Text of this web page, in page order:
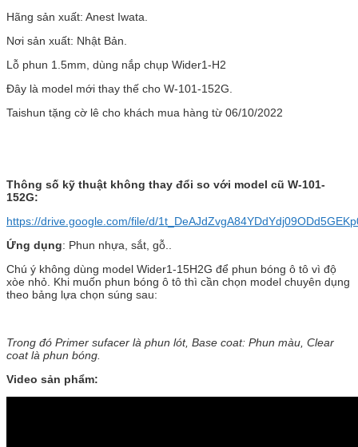
Hãng sản xuất: Anest Iwata.
Nơi sản xuất: Nhật Bản.
Lỗ phun 1.5mm, dùng nắp chụp Wider1-H2
Đây là model mới thay thế cho W-101-152G.
Taishun tặng cờ lê cho khách mua hàng từ 06/10/2022
Thông số kỹ thuật không thay đổi so với model cũ W-101-
152G:
https://drive.google.com/file/d/
Ứng dụng: Phun nhựa, sắt, gỗ..
Chú ý không dùng model Wider1-15H2G để phun bóng ô tô vì độ
xòe nhỏ. Khi muốn phun bóng ô tô thì cần chọn model chuyên dụng
theo bảng lựa chọn súng sau:
Trong đó Primer sufacer là phun lót, Base coat: Phun màu, Clear
coat là phun bóng.
Video sản phẩm: